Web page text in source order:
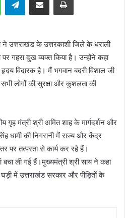
ने उत्तराखंड के उत्तरकाशी जिले के धराली
गहरा दुख व्यक्त किया है। उन्होंने कहा
विदारक है। मैं भगवान बदरी विशाल जी
लोगों की सुरक्षा और कुशलता की
गृह मंत्री श्री अमित शाह के मार्गदर्शन और
धामी की निगरानी में राज्य और केंद्र
पर तत्परता से कार्य कर रहे हैं।
ली गई हैं।मुख्यमंत्री श्री साय ने कहा
में उत्तराखंड सरकार और पीड़ितों के